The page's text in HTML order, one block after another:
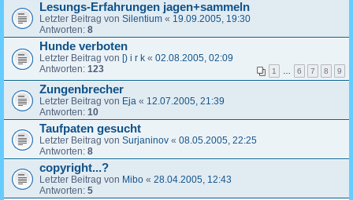
Lesungs-Erfahrungen jagen+sammeln
Letzter Beitrag von Silentium « 19.09.2005, 19:30
Antworten: 8
Hunde verboten
Letzter Beitrag von [) i r k « 02.08.2005, 02:09
Antworten: 123 1 … 6 7 8 9
Zungenbrecher
Letzter Beitrag von Eja « 12.07.2005, 21:39
Antworten: 10
Taufpaten gesucht
Letzter Beitrag von Surjaninov « 08.05.2005, 22:25
Antworten: 8
copyright...?
Letzter Beitrag von Mibo « 28.04.2005, 12:43
Antworten: 5